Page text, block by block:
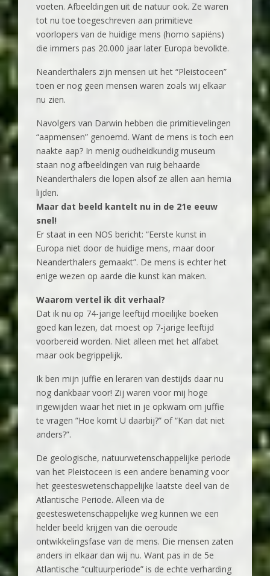
voeten. Afbeeldingen uit de natuur ook. Ze waren
tot nu toe toegeschreven aan primitieve
voorlopers van de huidige mens (homo sapiëns)
die immers pas 20.000 jaar later Europa bevolkte.
Neanderthalers zijn mensen uit het “Pleistoceen”
toen er nog geen mensen waren zoals wij elkaar
nu zien.
Navolgers van Darwin hebben die primitievelingen
“aapmensen” genoemd. Want de mens is toch een
naakte aap? In menig oudheidkundig museum
staan nog afbeeldingen van ruig behaarde
Neanderthalers die lopen alsof ze allen aan hernia
lijden.
Maar dat beeld kantelt nu in de 21e eeuw
snel!
Er staat in een NOS bericht: “Eerste kunst in
Europa niet door de huidige mens, maar door
Neanderthalers gemaakt”. De mens is echter het
enige wezen op aarde die kunst kan maken.
Waarom vertel ik dit verhaal?
‍Dat ik nu op 74-jarige leeftijd moeilijke boeken
goed kan lezen, dat moest op 7-jarige leeftijd
voorbereid worden. Niet alleen met het alfabet
maar ook begrippelijk.
Ik ben mijn juffie en leraren van destijds daar nu
nog dankbaar voor! Zij waren voor mij hoge
ingewijden waar het niet in je opkwam om juffie
te vragen ”Hoe komt U daarbij?” of “Kan dat niet
anders?”.
De geologische, natuurwetenschappelijke periode
van het Pleistoceen is een andere benaming voor
het geesteswetenschappelijke laatste deel van de
Atlantische Periode. Alleen via de
geesteswetenschappelijke weg kunnen we een
helder beeld krijgen van die oeroude
ontwikkelingsfase van de mens. Die mensen zaten
anders in elkaar dan wij nu. Want pas in de 5e
Atlantische “cultuurperiode” is de echte verharding